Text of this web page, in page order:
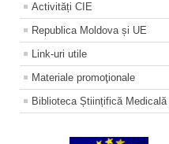
Activități CIE
Republica Moldova și UE
Link-uri utile
Materiale promoţionale
Biblioteca Științifică Medicală